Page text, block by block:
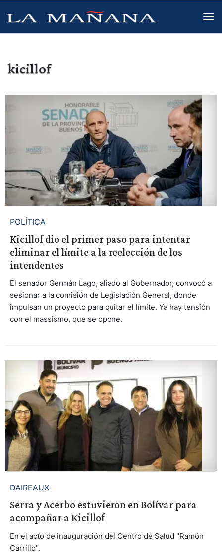
kicillof
POLÍTICA
Kicillof dio el primer paso para intentar
eliminar el límite a la reelección de los
intendentes
El senador Germán Lago, aliado al Gobernador, convocó a
sesionar a la comisión de Legislación General, donde
impulsan un proyecto para quitar el límite. Ya hay tensión
con el massismo, que se opone.
DAIREAUX
Serra y Acerbo estuvieron en Bolívar para
acompañar a Kicillof
En el acto de inauguración del Centro de Salud "Ramón
Carrillo".